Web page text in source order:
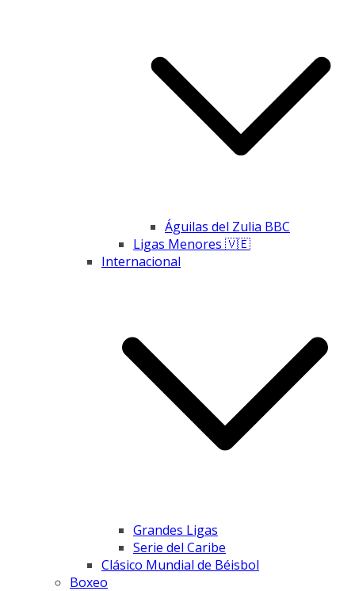
Águilas del Zulia BBC
Ligas Menores 🇻🇪
Internacional
Grandes Ligas
Serie del Caribe
Clásico Mundial de Béisbol
Boxeo